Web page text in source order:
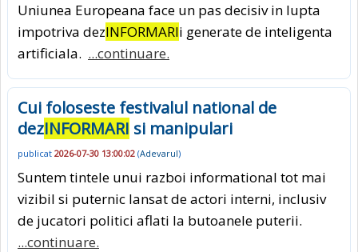
Uniunea Europeana face un pas decisiv in lupta
impotriva dezINFORMARIi generate de inteligenta
artificiala. ...continuare.
Cui foloseste festivalul national de
dezINFORMARI si manipulari
publicat 2026-07-30 13:00:02 (Adevarul)
Suntem tintele unui razboi informational tot mai
vizibil si puternic lansat de actori interni, inclusiv
de jucatori politici aflati la butoanele puterii.
...continuare.